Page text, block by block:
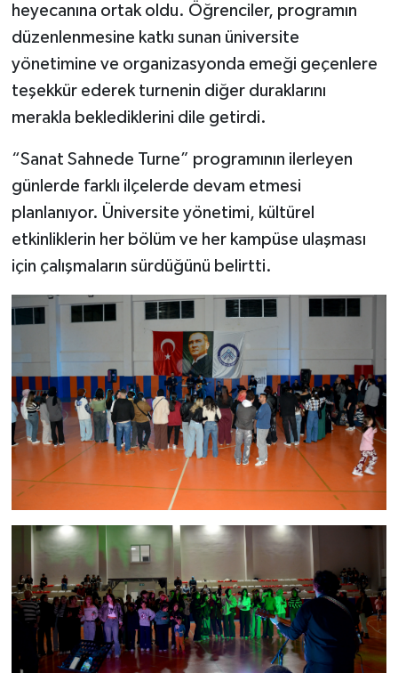
heyecanına ortak oldu. Öğrenciler, programın
düzenlenmesine katkı sunan üniversite
yönetimine ve organizasyonda emeği geçenlere
teşekkür ederek turnenin diğer duraklarını
merakla beklediklerini dile getirdi.
“Sanat Sahnede Turne” programının ilerleyen
günlerde farklı ilçelerde devam etmesi
planlanıyor. Üniversite yönetimi, kültürel
etkinliklerin her bölüm ve her kampüse ulaşması
için çalışmaların sürdüğünü belirtti.